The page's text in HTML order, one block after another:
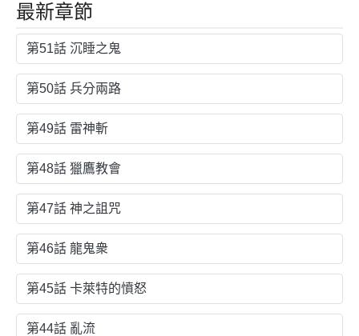
最新章節
第51話 沉睡之鬼
第50話 兵分兩路
第49話 雷神斬
第48話 獵鷹教會
第47話 神之詛咒
第46話 龍鬼衆
第45話 卡萊特的憤怒
第44話 亂流